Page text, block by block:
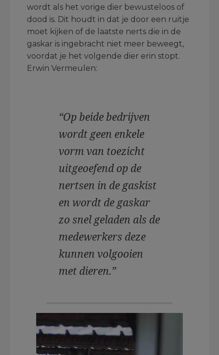
wordt als het vorige dier bewusteloos of
dood is. Dit houdt in dat je door een ruitje
moet kijken of de laatste nerts die in de
gaskar is ingebracht niet meer beweegt,
voordat je het volgende dier erin stopt.
Erwin Vermeulen:
“Op beide bedrijven
wordt geen enkele
vorm van toezicht
uitgeoefend op de
nertsen in de gaskist
en wordt de gaskar
zo snel geladen als de
medewerkers deze
kunnen volgooien
met dieren.”